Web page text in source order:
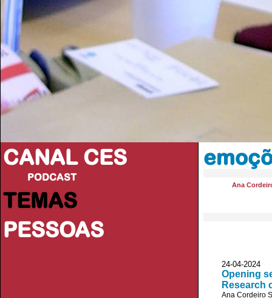
CANAL CES
PODCAST
TEMAS
PESSOAS
Ana
24-04-
Opening
Research
Ana Cordeiro